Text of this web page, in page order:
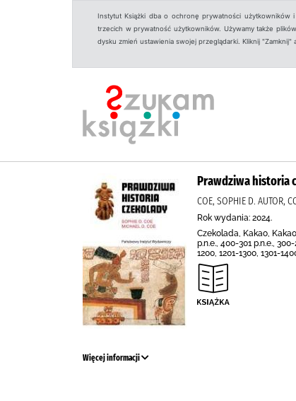
Instytut Książki dba o ochronę prywatności użytkowników
trzecich w prywatność użytkowników. Używamy także
dysku zmień ustawienia swojej przeglądarki. Kliknij "Zamknij"
Prawdziwa historia
COE, SOPHIE D. AUTOR,
Rok wydania: 2024.
Czekolada, Kakao,
p.n.e., 400-301 p.n.e.,
1200, 1201-1300, 1301-
Więcej informacji